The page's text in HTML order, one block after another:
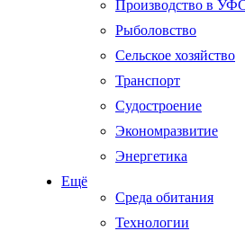
Производство в
Рыболовство
Сельское хозяйство
Транспорт
Судостроение
Экономразвитие
Энергетика
Ещё
Среда обитания
Технологии